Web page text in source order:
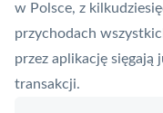
w Polsce, z
przychodach
przez aplikację
transakcji.